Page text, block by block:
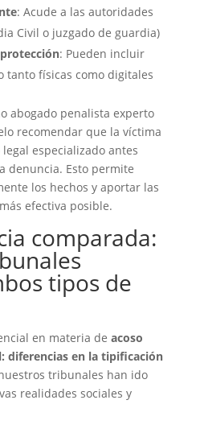
: Acude a las autoridades
Civil o juzgado de guardia)
: Pueden incluir
tanto físicas como digitales
abogado penalista experto
recomendar que la víctima
especializado antes
denuncia. Esto permite
los hechos y aportar las
efectiva posible.
comparada:
tipos de
en materia de acoso
diferencias en la tipificación
tribunales han ido
realidades sociales y